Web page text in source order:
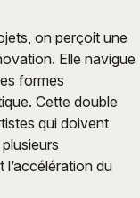
on perçoit une
Elle navigue
formes
Cette double
qui doivent
l’accélération du